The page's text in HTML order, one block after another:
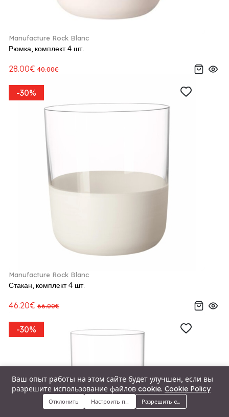
Меню Категории Поиск Корзина
Manufacture Rock Blanc
Рюмка, комплект 4 шт.
28.00€ 40.00€
-30%
Manufacture Rock Blanc
Стакан, комплект 4 шт.
46.20€ 66.00€
-30%
Ваш опыт работы на этом сайте будет улучшен, если вы
разрешите использование файлов cookie. Cookie Policy
Отклонить Настроить предпочтенияРазрешить cookie